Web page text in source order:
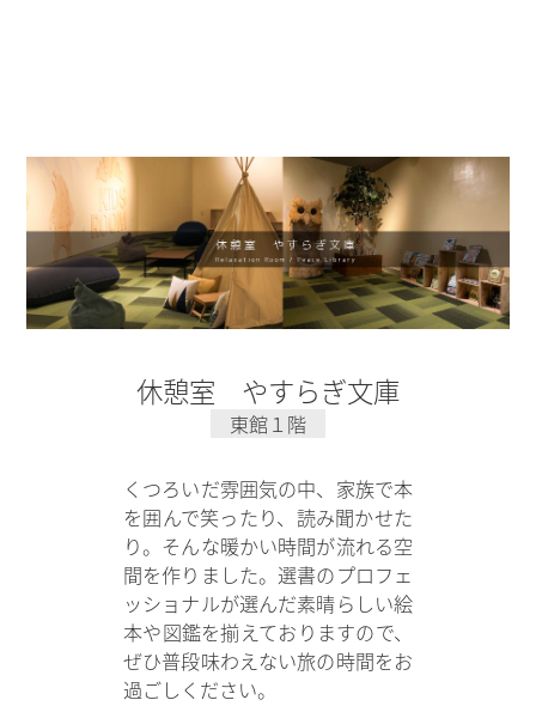
休憩室 やすらぎ文庫
東館１階
くつろいだ雰囲気の中、家族で本
を囲んで笑ったり、読み聞かせた
り。そんな暖かい時間が流れる空
間を作りました。選書のプロフェ
ッショナルが選んだ素晴らしい絵
本や図鑑を揃えておりますので、
ぜひ普段味わえない旅の時間をお
過ごしください。